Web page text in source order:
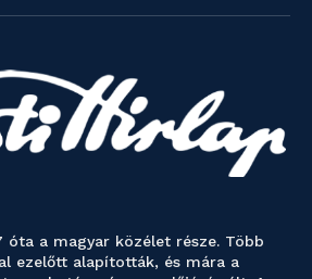
óta a magyar közélet része. Több
ezelőtt alapították, és mára a